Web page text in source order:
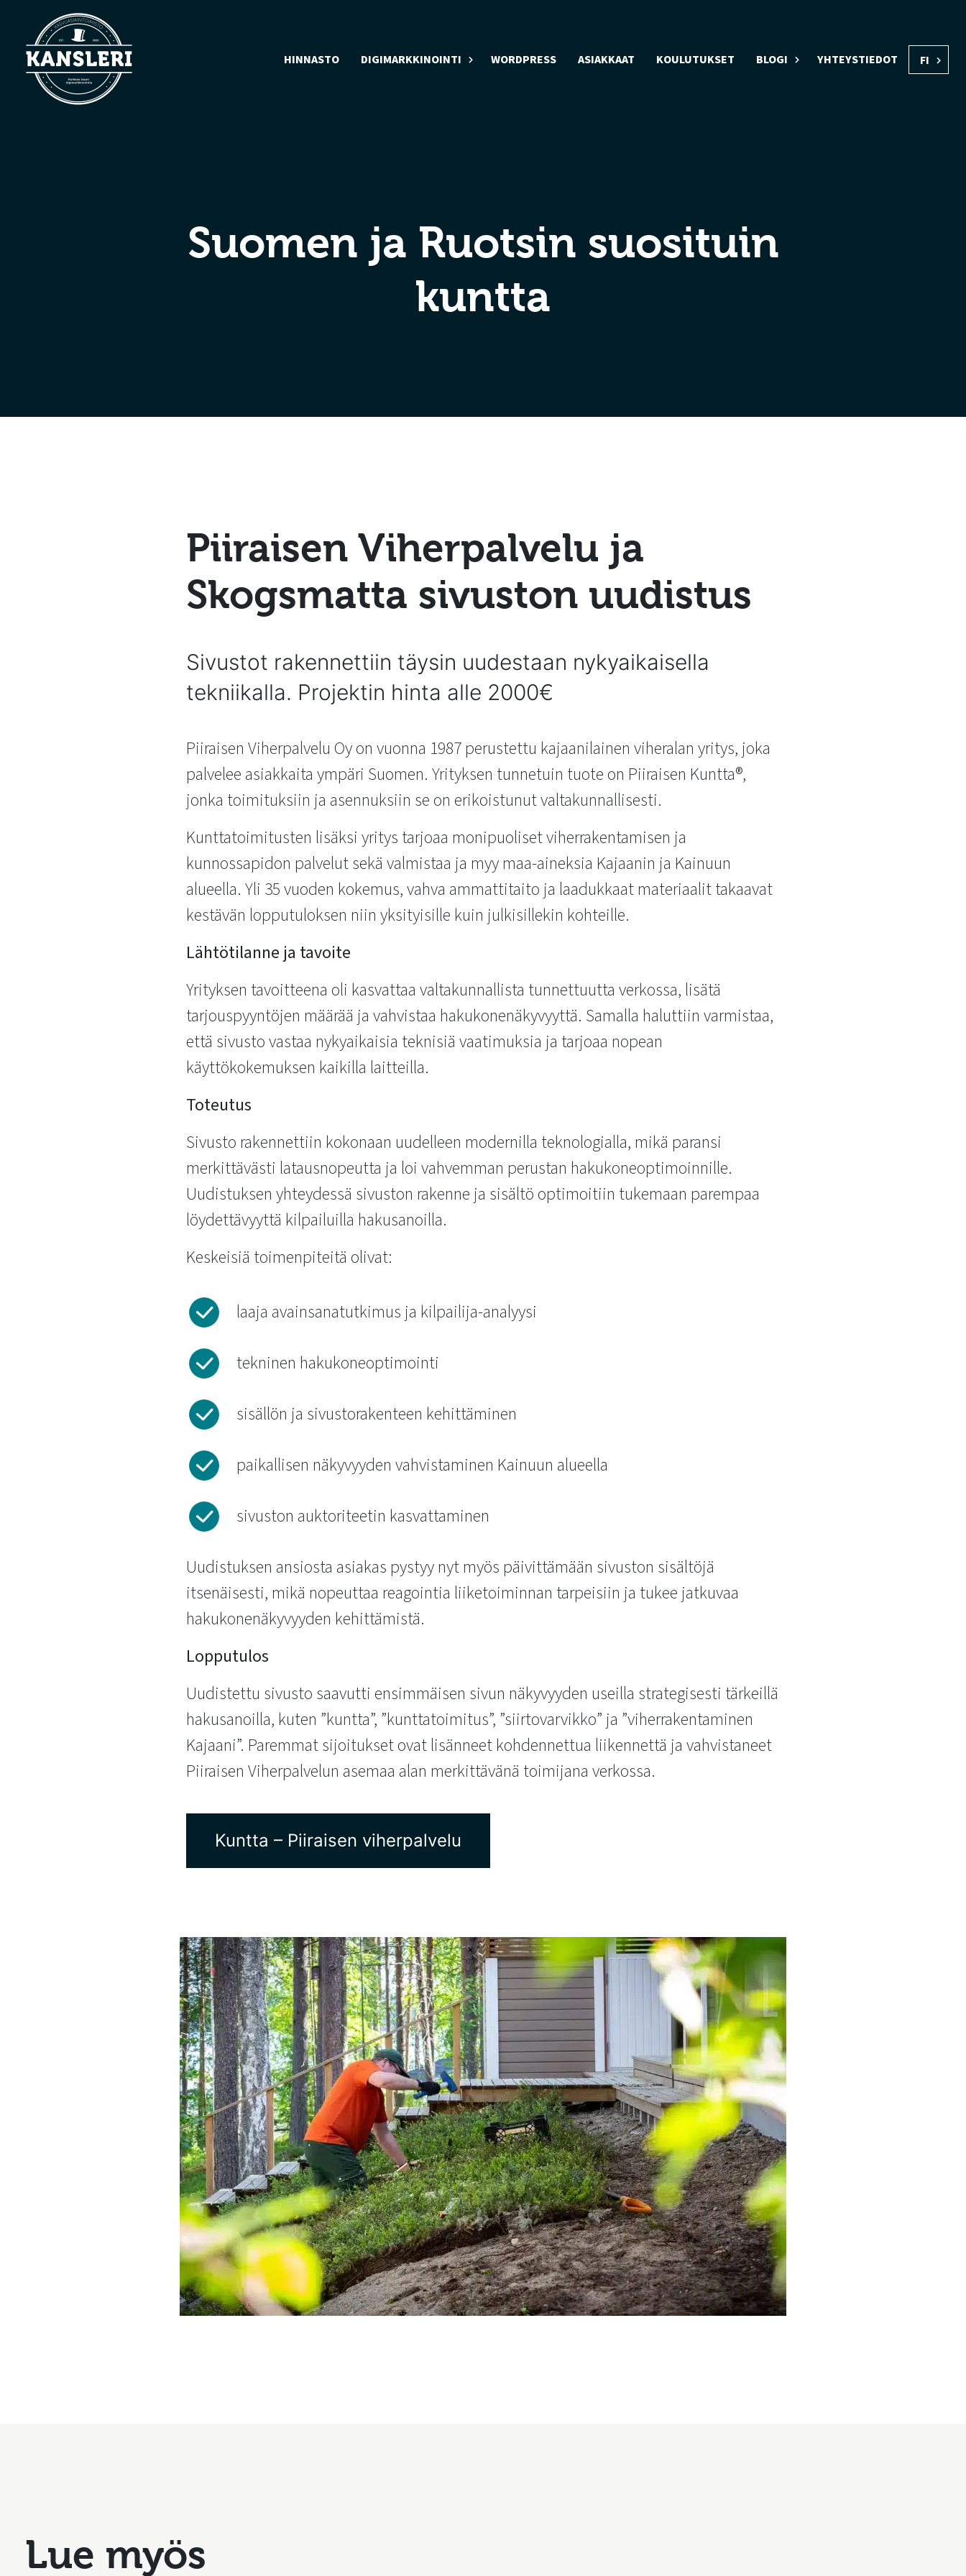
HINNASTO DIGIMARKKINOINTI WORDPRESS ASIAKKAAT KOULUTUKSET BLOGI YHTEYSTIEDOT FI
Suomen ja Ruotsin suosituin
kuntta
Piiraisen Viherpalvelu ja
Skogsmatta sivuston uudistus
Sivustot rakennettiin täysin uudestaan nykyaikaisella
tekniikalla. Projektin hinta alle 2000€
Piiraisen Viherpalvelu Oy on vuonna 1987 perustettu kajaanilainen viheralan yritys, joka
palvelee asiakkaita ympäri Suomen. Yrityksen tunnetuin tuote on Piiraisen Kuntta®,
jonka toimituksiin ja asennuksiin se on erikoistunut valtakunnallisesti.
Kunttatoimitusten lisäksi yritys tarjoaa monipuoliset viherrakentamisen ja
kunnossapidon palvelut sekä valmistaa ja myy maa-aineksia Kajaanin ja Kainuun
alueella. Yli 35 vuoden kokemus, vahva ammattitaito ja laadukkaat materiaalit takaavat
kestävän lopputuloksen niin yksityisille kuin julkisillekin kohteille.
Lähtötilanne ja tavoite
Yrityksen tavoitteena oli kasvattaa valtakunnallista tunnettuutta verkossa, lisätä
tarjouspyyntöjen määrää ja vahvistaa hakukonenäkyvyyttä. Samalla haluttiin varmistaa,
että sivusto vastaa nykyaikaisia teknisiä vaatimuksia ja tarjoaa nopean
käyttökokemuksen kaikilla laitteilla.
Toteutus
Sivusto rakennettiin kokonaan uudelleen modernilla teknologialla, mikä paransi
merkittävästi latausnopeutta ja loi vahvemman perustan hakukoneoptimoinnille.
Uudistuksen yhteydessä sivuston rakenne ja sisältö optimoitiin tukemaan parempaa
löydettävyyttä kilpailuilla hakusanoilla.
Keskeisiä toimenpiteitä olivat:
laaja avainsanatutkimus ja kilpailija-analyysi
tekninen hakukoneoptimointi
sisällön ja sivustorakenteen kehittäminen
paikallisen näkyvyyden vahvistaminen Kainuun alueella
sivuston auktoriteetin kasvattaminen
Uudistuksen ansiosta asiakas pystyy nyt myös päivittämään sivuston sisältöjä
itsenäisesti, mikä nopeuttaa reagointia liiketoiminnan tarpeisiin ja tukee jatkuvaa
hakukonenäkyvyyden kehittämistä.
Lopputulos
Uudistettu sivusto saavutti ensimmäisen sivun näkyvyyden useilla strategisesti tärkeillä
hakusanoilla, kuten ”kuntta”, ”kunttatoimitus”, ”siirtovarvikko” ja ”viherrakentaminen
Kajaani”. Paremmat sijoitukset ovat lisänneet kohdennettua liikennettä ja vahvistaneet
Piiraisen Viherpalvelun asemaa alan merkittävänä toimijana verkossa.
Kuntta – Piiraisen viherpalvelu
Lue myös